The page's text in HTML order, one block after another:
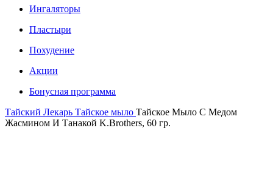
Ингаляторы
Пластыри
Похудение
Акции
Бонусная программа
Тайский Лекарь Тайское мыло Тайское Мыло С Медом
Жасмином И Танакой K.Brothers, 60 гр.